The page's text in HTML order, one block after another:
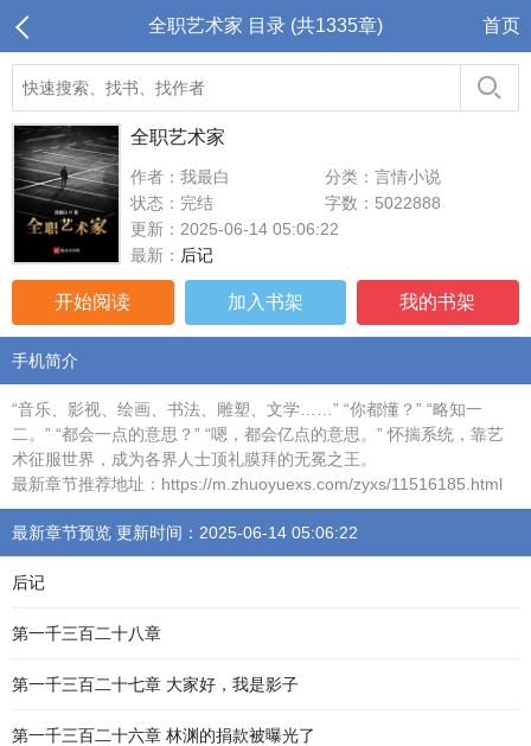
全职艺术家 目录 (共1335章) 首页
全职艺术家
作者：我最白
分类：言情小说
状态：完结
字数：5022888
更新：2025-06-14 05:06:22
最新： 后记
开始阅读 加入书架 我的书架
手机简介
“音乐、影视、绘画、书法、雕塑、文学……” “你都懂？” “略知一
二。” “都会一点的意思？” “嗯，都会亿点的意思。” 怀揣系统，靠艺
术征服世界，成为各界人士顶礼膜拜的无冕之王。
最新章节推荐地址：https://m.zhuoyuexs.com/zyxs/11516185.html
最新章节预览 更新时间：2025-06-14 05:06:22
后记
第一千三百二十八章
第一千三百二十七章 大家好，我是影子
第一千三百二十六章 林渊的捐款被曝光了